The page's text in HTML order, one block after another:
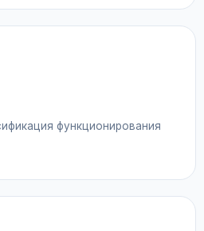
функционирования